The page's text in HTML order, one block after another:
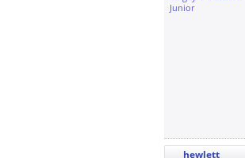
Junior
hewlett